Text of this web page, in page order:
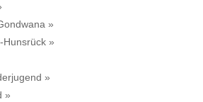
»
Hunsrück »
»
»